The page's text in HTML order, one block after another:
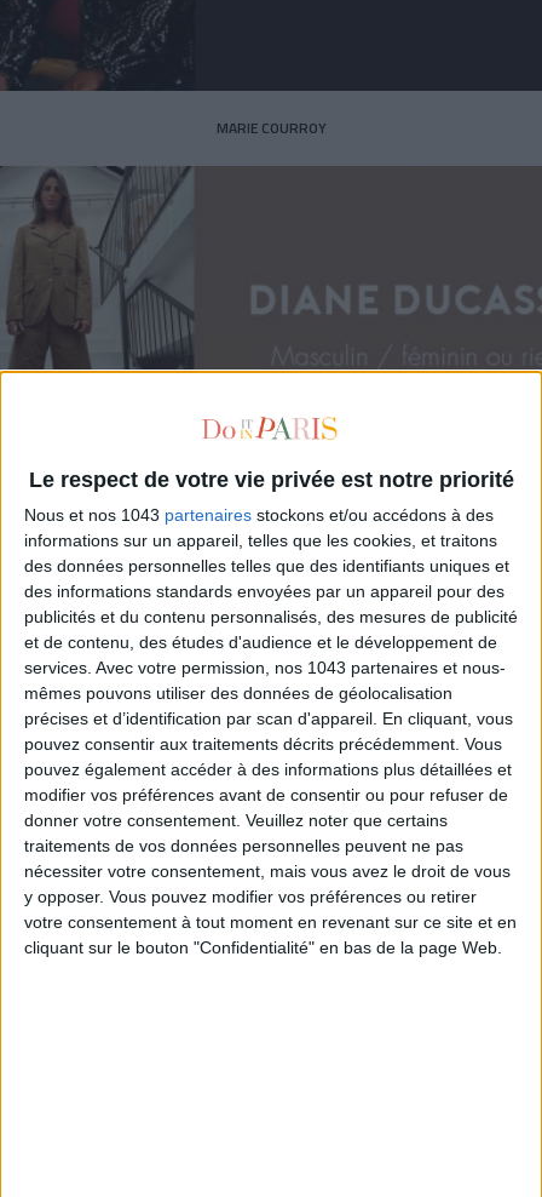
Le respect de votre vie privée est notre priorité
Nous et nos 1043 partenaires stockons et/ou accédons à des
informations sur un appareil, telles que les cookies, et traitons
des données personnelles telles que des identifiants uniques et
des informations standards envoyées par un appareil pour des
publicités et du contenu personnalisés, des mesures de publicité
et de contenu, des études d'audience et le développement de
services. Avec votre permission, nos 1043 partenaires et nous-
mêmes pouvons utiliser des données de géolocalisation
précises et d’identification par scan d'appareil. En cliquant, vous
pouvez consentir aux traitements décrits précédemment. Vous
pouvez également accéder à des informations plus détaillées et
modifier vos préférences avant de consentir ou pour refuser de
donner votre consentement. Veuillez noter que certains
traitements de vos données personnelles peuvent ne pas
nécessiter votre consentement, mais vous avez le droit de vous
y opposer. Vous pouvez modifier vos préférences ou retirer
votre consentement à tout moment en revenant sur ce site et en
cliquant sur le bouton "Confidentialité" en bas de la page Web.
MARIE COURROY
DIANE DUCASSE
LE CONCEPT QUI VA RÉVOLUTIONNER LA VIE DES PARISIENS